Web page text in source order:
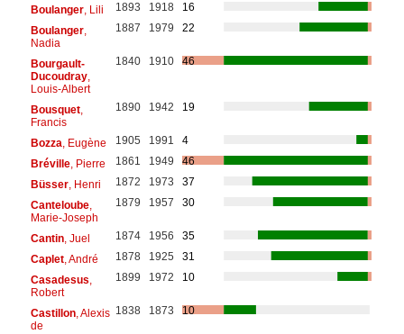
Boulanger, Lili 1893 1918
16
Boulanger,
Nadia
1887 1979 22
Bourgault-
Ducoudray,
Louis-Albert
1840 1910 46
Bousquet,
Francis
1890 1942 19
Bozza, Eugène 1905 1991
4
Bréville, Pierre 1861 1949
46
Büsser, Henri 1872 1973
37
Canteloube,
Marie-Joseph
1879 1957 30
Cantin, Juel 1874 1956
35
Caplet, André 1878 1925
31
Casadesus,
Robert
1899 1972 10
Castillon, Alexis
de
1838 1873 10